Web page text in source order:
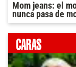
Mom jeans: el
nunca pasa de